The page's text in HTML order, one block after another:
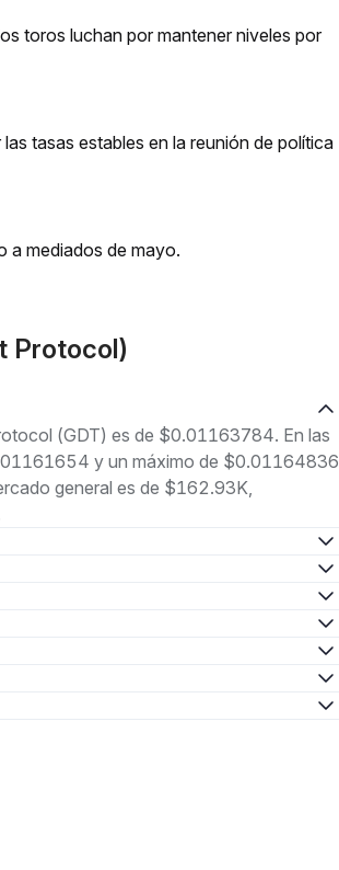
toros luchan por mantener niveles por
tasas estables en la reunión de política
a mediados de mayo.
Protocol)
(GDT) es de $0.01163784. En las
y un máximo de $0.01164836
general es de $162.93K,